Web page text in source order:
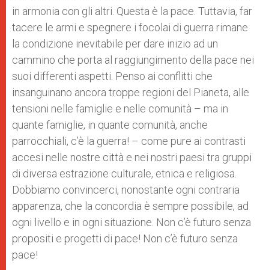
in armonia con gli altri. Questa è la pace. Tuttavia, far
tacere le armi e spegnere i focolai di guerra rimane
la condizione inevitabile per dare inizio ad un
cammino che porta al raggiungimento della pace nei
suoi differenti aspetti. Penso ai conflitti che
insanguinano ancora troppe regioni del Pianeta, alle
tensioni nelle famiglie e nelle comunità – ma in
quante famiglie, in quante comunità, anche
parrocchiali, c’è la guerra! – come pure ai contrasti
accesi nelle nostre città e nei nostri paesi tra gruppi
di diversa estrazione culturale, etnica e religiosa.
Dobbiamo convincerci, nonostante ogni contraria
apparenza, che la concordia è sempre possibile, ad
ogni livello e in ogni situazione. Non c’è futuro senza
propositi e progetti di pace! Non c’è futuro senza
pace!